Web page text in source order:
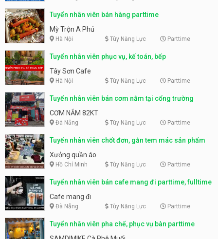
Tuyển nhân viên bán hàng parttime
Mỳ Trộn A Phú
Hà Nội Tùy Năng Lực Parttime
Tuyển nhân viên phục vụ, kế toán, bếp
Tây Sơn Cafe
Hà Nội Tùy Năng Lực Parttime
Tuyển nhân viên bán cơm nắm tại cổng trường
CƠM NẮM 82KT
Đà Nẵng Tùy Năng Lực Parttime
Tuyển nhân viên chốt đơn, gắn tem mác sản phẩm
Xưởng quần áo
Hồ Chí Minh Tùy Năng Lực Parttime
Tuyển nhân viên bán cafe mang đi parttime, fulltime
Cafe mang đi
Đà Nẵng Tùy Năng Lực Parttime
Tuyển nhân viên pha chế, phục vụ bàn parttime